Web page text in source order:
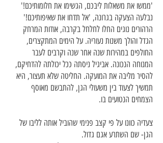
'ממשו את משאלות ליבכם, הגשימו את חלומותיכם!'
נבלעה הצעקה בגרונה, 'אל תדחו את שאיפותיכם!'
הרהורים נוגים החלו לחלחל בקרבה, אודות המרחק
הגדל והולך משנות נעוריה. על הימים המתקצרים,
החולפים במהירות שנה אחר שנה וקרבים לעבר
המנוחה הנכונה. אביגיל ניסתה ככל יכולתה להדחיקם,
להסיר מליבה את המועקה. החליטה שלא תעצור, היא
תמשיך לצעוד בין משעולי הגן, להתבשם מאוסף
הצמחים הנטועים בו.
צעדיה כוונו על פי קצב פנימי שהוביל אותה לליבו של
הגן- שם השתרע אגם גדול.